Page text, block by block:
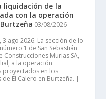
liquidación de la
con la operación
03/08/2026
ago 2026. La sección de lo
1 de San Sebastián
Murias SA,
a la operación
proyectados en los
El Calero en Burtzeña. |